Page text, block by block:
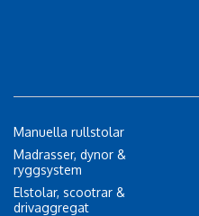
Manuella rullstolar
Madrasser, dynor &
ryggsystem
Elstolar, scootrar &
drivaggregat